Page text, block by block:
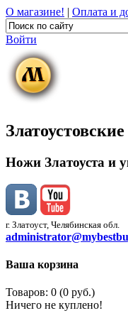
О магазине! | Оплата и
Войти
Ножи Златоуста и
г. Златоуст, Челябинская обл.
Ваша корзина
Товаров: 0 (0 руб.)
Ничего не куплено!